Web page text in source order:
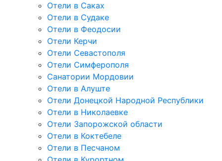
Отели в Саках
Отели в Судаке
Отели в Феодосии
Отели Керчи
Отели Севастополя
Отели Симферополя
Санатории Мордовии
Отели в Алуште
Отели Донецкой Народной Республики
Отели в Николаевке
Отели Запорожской области
Отели в Коктебеле
Отели в Песчаном